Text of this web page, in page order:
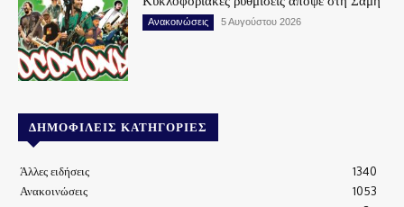
Ανακοινώσεις 5 Αυγούστου 2026
ΔΗΜΟΦΙΛΕΊΣ ΚΑΤΗΓΟΡΊΕΣ
Άλλες ειδήσεις
1340
Ανακοινώσεις
1053